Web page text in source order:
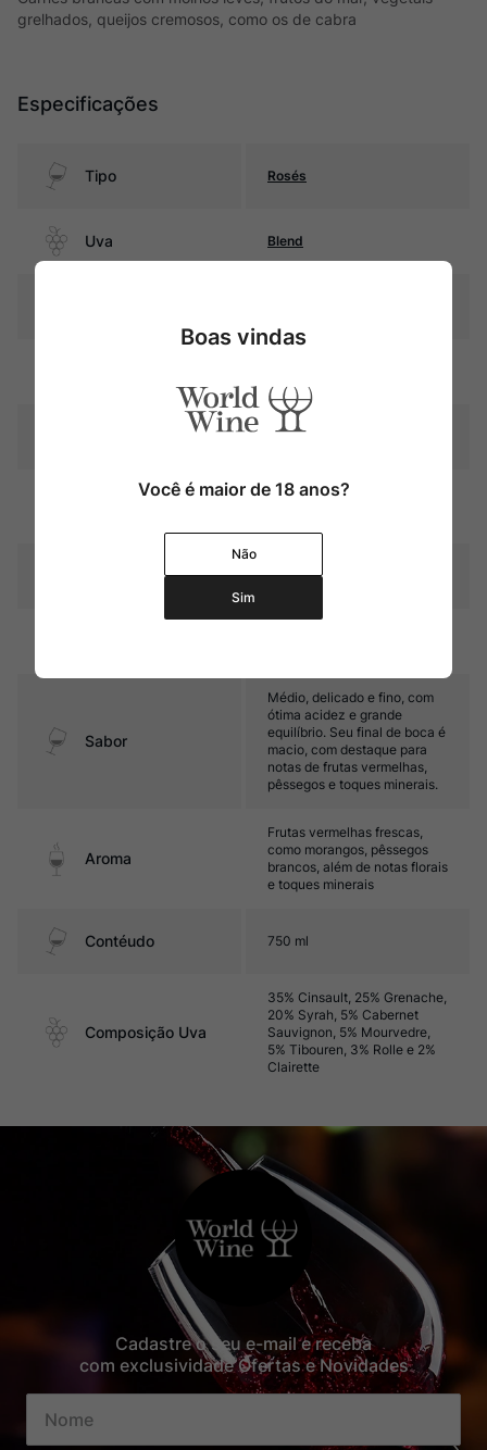
grelhados, queijos cremosos, como os de cabra
Especificações
Tipo Rosés
Uva Blend
Salmão pálido
Graduação Alcóoli
Amadurecimento Sem estágio em carvalho
Sabor
Médio, delicado e fino, com
ótima acidez e grande
equilíbrio. Seu final de boca é
macio, com destaque para
notas de frutas vermelhas,
pêssegos e toques minerais.
Aroma
Frutas vermelhas frescas,
como morangos, pêssegos
brancos, além de notas florais
e toques minerais
Contéudo 750 ml
Composição Uva
35% Cinsault, 25% Grenache,
20% Syrah, 5% Cabernet
Sauvignon, 5% Mourvedre,
5% Tibouren, 3% Rolle e 2%
Clairette
Cadastre o seu e-mail e receba
com exclusividade Ofertas e Novidades
Boas vindas
Você é maior de 18 anos?
Não
Sim